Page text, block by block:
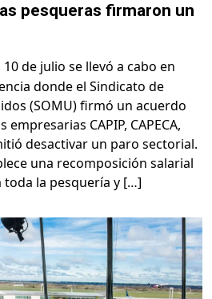
pesqueras firmaron un
10 de julio se llevó a cabo en
donde el Sindicato de
(SOMU) firmó un acuerdo
CAPIP, CAPECA,
desactivar un paro sectorial.
una recomposición salarial
la pesquería y […]